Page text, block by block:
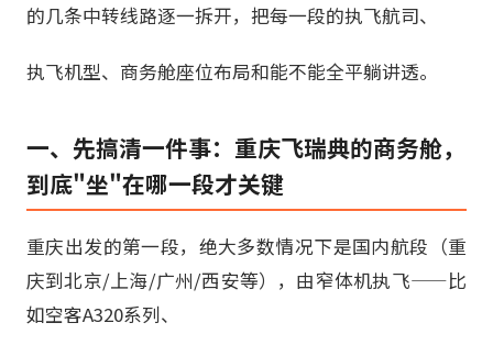
的几条中转线路逐一拆开，把每一段的执飞航司、
执飞机型、商务舱座位布局和能不能全平躺讲透。
一、先搞清一件事：重庆飞瑞典的商务舱，
到底"坐"在哪一段才关键
重庆出发的第一段，绝大多数情况下是国内航段（重
庆到北京/上海/广州/西安等），由窄体机执飞——比
如空客A320系列、